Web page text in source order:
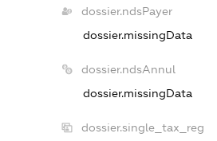
dossier.ndsPayer
dossier.missingData
dossier.ndsAnnul
dossier.missingData
dossier.single_tax_reg